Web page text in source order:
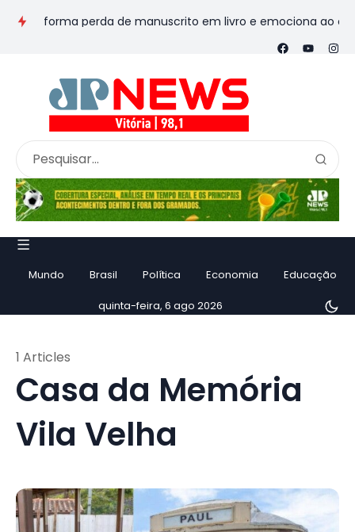
perda de manuscrito em livro e emociona ao contar
Mundo Brasil Política Economia Educação
quinta-feira, 6 ago 2026
Casa da Memória
Vila Velha
1 Articles